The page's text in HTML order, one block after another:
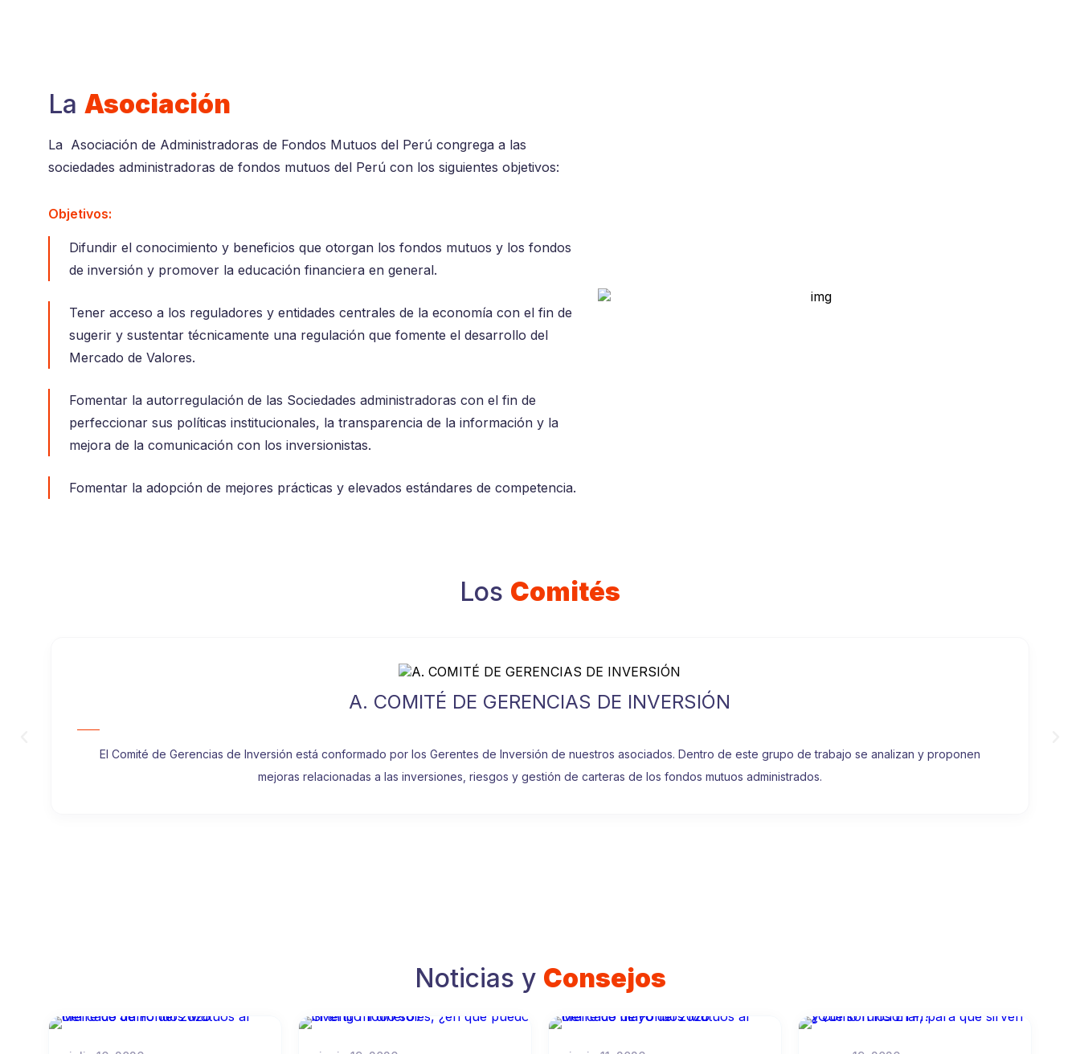
La Asociación
La Asociación de Administradoras de Fondos Mutuos del Perú congrega a las
sociedades administradoras de fondos mutuos del Perú con los siguientes objetivos:
Objetivos:
Difundir el conocimiento y beneficios que otorgan los fondos mutuos y los fondos
de inversión y promover la educación financiera en general.
Tener acceso a los reguladores y entidades centrales de la economía con el fin de
sugerir y sustentar técnicamente una regulación que fomente el desarrollo del
Mercado de Valores.
Fomentar la autorregulación de las Sociedades administradoras con el fin de
perfeccionar sus políticas institucionales, la transparencia de la información y la
mejora de la comunicación con los inversionistas.
Fomentar la adopción de mejores prácticas y elevados estándares de competencia.
Los Comités
El Comité de Gerencias de Inversión está conformado por los Gerentes de Inversión de nuestros asociados. Dentro de este grupo de trabajo se analizan y proponen
mejoras relacionadas a las inversiones, riesgos y gestión de carteras de los fondos mutuos administrados.
A. COMITÉ DE GERENCIAS DE INVERSIÓN
Noticias y Consejos